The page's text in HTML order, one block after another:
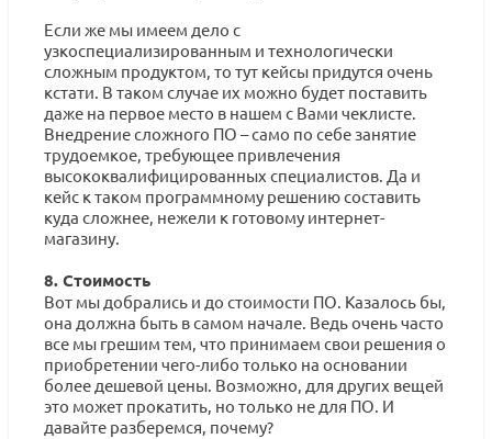
Если же мы имеем дело с
узкоспециализированным и технологически
сложным продуктом, то тут кейсы придутся очень
кстати. В таком случае их можно будет поставить
даже на первое место в нашем с Вами чеклисте.
Внедрение сложного ПО – само по себе занятие
трудоемкое, требующее привлечения
высококвалифицированных специалистов. Да и
кейс к таком программному решению составить
куда сложнее, нежели к готовому интернет-
магазину.
8. Стоимость
Вот мы добрались и до стоимости ПО. Казалось бы,
она должна быть в самом начале. Ведь очень часто
все мы грешим тем, что принимаем свои решения о
приобретении чего-либо только на основании
более дешевой цены. Возможно, для других вещей
это может прокатить, но только не для ПО. И
давайте разберемся, почему?